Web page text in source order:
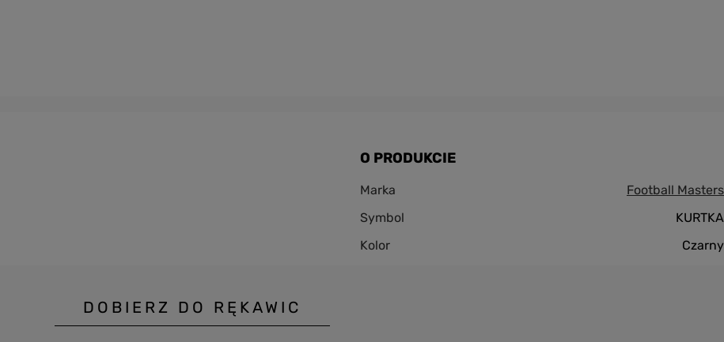
O PRODUKCIE
Marka
Football Masters
Symbol
KURTKA
Kolor
Czarny
DOBIERZ DO RĘKAWIC